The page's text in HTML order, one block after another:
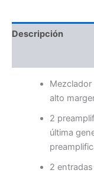
Descripción
alto
2
última
2